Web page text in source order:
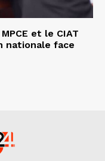
et le CIAT
nationale face